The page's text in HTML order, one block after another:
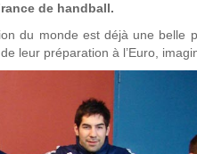
de handball.
du monde est déjà une belle
leur préparation à l’Euro,